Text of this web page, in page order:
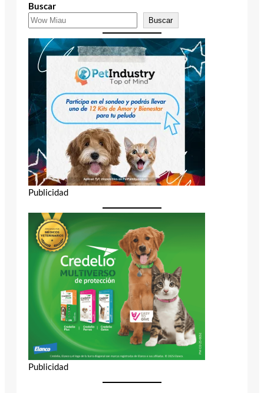
Buscar
Buscar
Publicidad
Publicidad